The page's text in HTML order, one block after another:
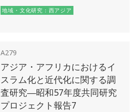
地域・文化研究：西アジア
A279
アジア・アフリカにおけるイ
スラム化と近代化に関する調
査研究―昭和57年度共同研究
プロジェクト報告7